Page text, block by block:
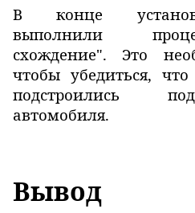
В конце
выполнили
схождение". Это
чтобы убедиться,
подстроились
автомобиля.
Вывод